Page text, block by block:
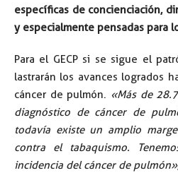
específicas de concienciación,
y especialmente pensadas para
Para el GECP si se sigue el
lastrarán los avances logrados
cáncer de pulmón. «Más de
diagnóstico de cáncer de
todavía existe un amplio
contra el tabaquismo.
incidencia del cáncer de pulmón»